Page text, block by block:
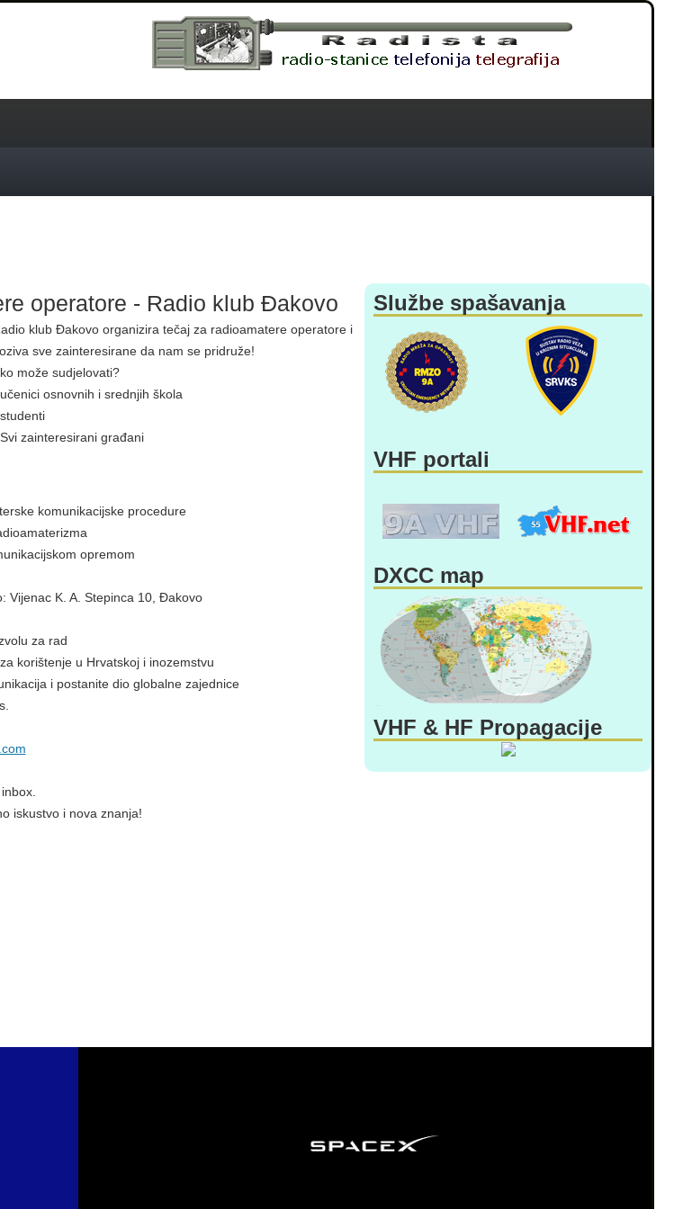
operatore - Radio klub Đakovo
klub Đakovo organizira tečaj za radioamatere operatore i
sve zainteresirane da nam se pridruže!
može sudjelovati?
osnovnih i srednjih škola
zainteresirani građani
komunikacijske procedure
opremom
Vijenac K. A. Stepinca 10, Đakovo
za rad
korištenje u Hrvatskoj i inozemstvu
i postanite dio globalne zajednice
iskustvo i nova znanja!
Službe spašavanja
VHF portali
DXCC map
VHF & HF Propagacije